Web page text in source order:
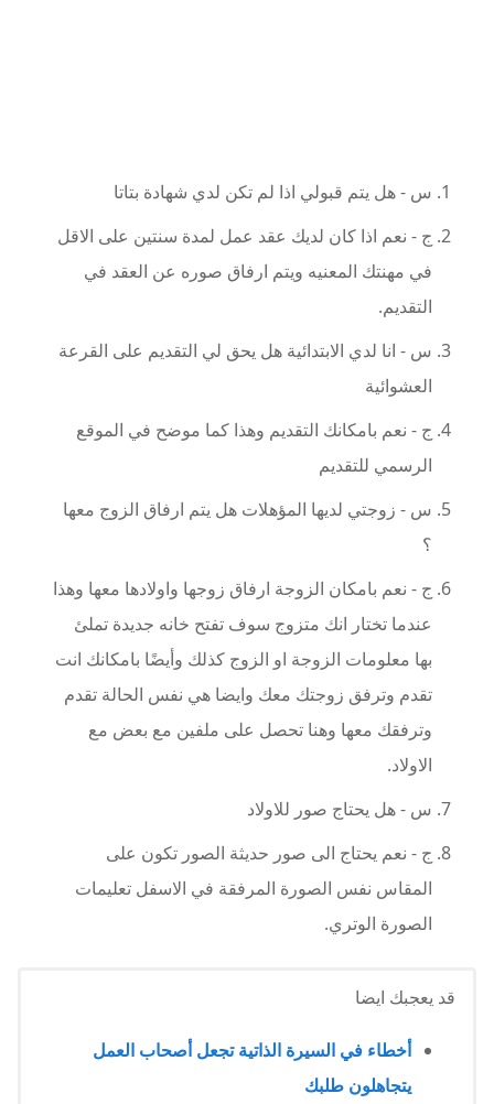
س - هل يتم قبولي اذا لم تكن لدي شهادة بتاتا
ج - نعم اذا كان لديك عقد عمل لمدة سنتين على الاقل
في مهنتك المعنيه ويتم ارفاق صوره عن العقد في
التقديم.
س - انا لدي الابتدائية هل يحق لي التقديم على القرعة
العشوائية
ج - نعم بامكانك التقديم وهذا كما موضح في الموقع
الرسمي للتقديم
س - زوجتي لديها المؤهلات هل يتم ارفاق الزوج معها
؟
ج - نعم بامكان الزوجة ارفاق زوجها واولادها معها وهذا
عندما تختار انك متزوج سوف تفتح خانه جديدة تملئ
بها معلومات الزوجة او الزوج كذلك وأيضًا بامكانك انت
تقدم وترفق زوجتك معك وايضا هي نفس الحالة تقدم
وترفقك معها وهنا تحصل على ملفين مع بعض مع
الاولاد.
س - هل يحتاج صور للاولاد
ج - نعم يحتاج الى صور حديثة الصور تكون على
المقاس نفس الصورة المرفقة في الاسفل تعليمات
الصورة الوتري.
قد يعجبك ايضا
أخطاء في السيرة الذاتية تجعل أصحاب العمل
يتجاهلون طلبك